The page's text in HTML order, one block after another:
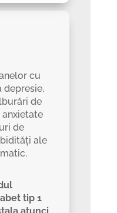
cu
depresie,
de
de
ale
tip 1